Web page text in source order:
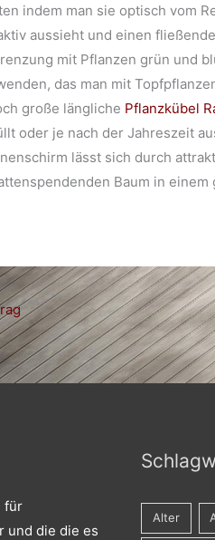
indem man sie optisch vom
aussieht und einen
mit Pflanzen grün und
das man mit
große längliche Pflanzkübel
oder je nach der Jahreszeit
lässt sich durch
Baum in
für
und die die es
Alter